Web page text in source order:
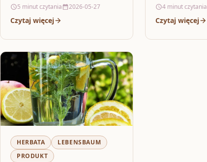
sięgnij po Herbata Czarna
Cejlońska Liściasta Bio…
5 minut czytania 2026-05-27
Czytaj więcej
4 minut czytania
Czytaj więcej
HERBATA
LEBENSBAUM
PRODUKT